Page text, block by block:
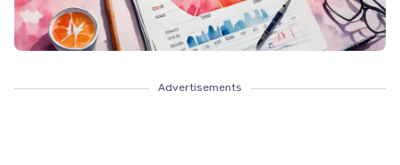
Advertisements